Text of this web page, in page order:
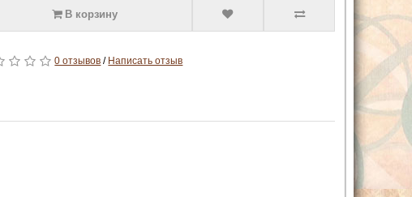
В корзину
0 отзывов / Написать отзыв